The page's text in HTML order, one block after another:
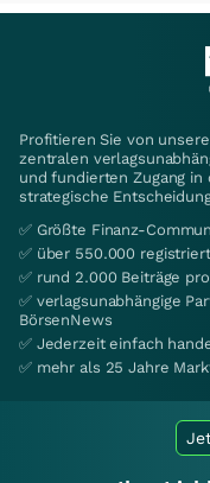
Profitieren Sie von
zentralen
und fundierten Zugang
strategische
✅ Größte Finanz-
✅ über 550.000
✅ rund 2.000 Beiträge pro
✅ verlagsunabhängige
BörsenNews
✅ Jederzeit einfach
✅ mehr als 25 Jahre